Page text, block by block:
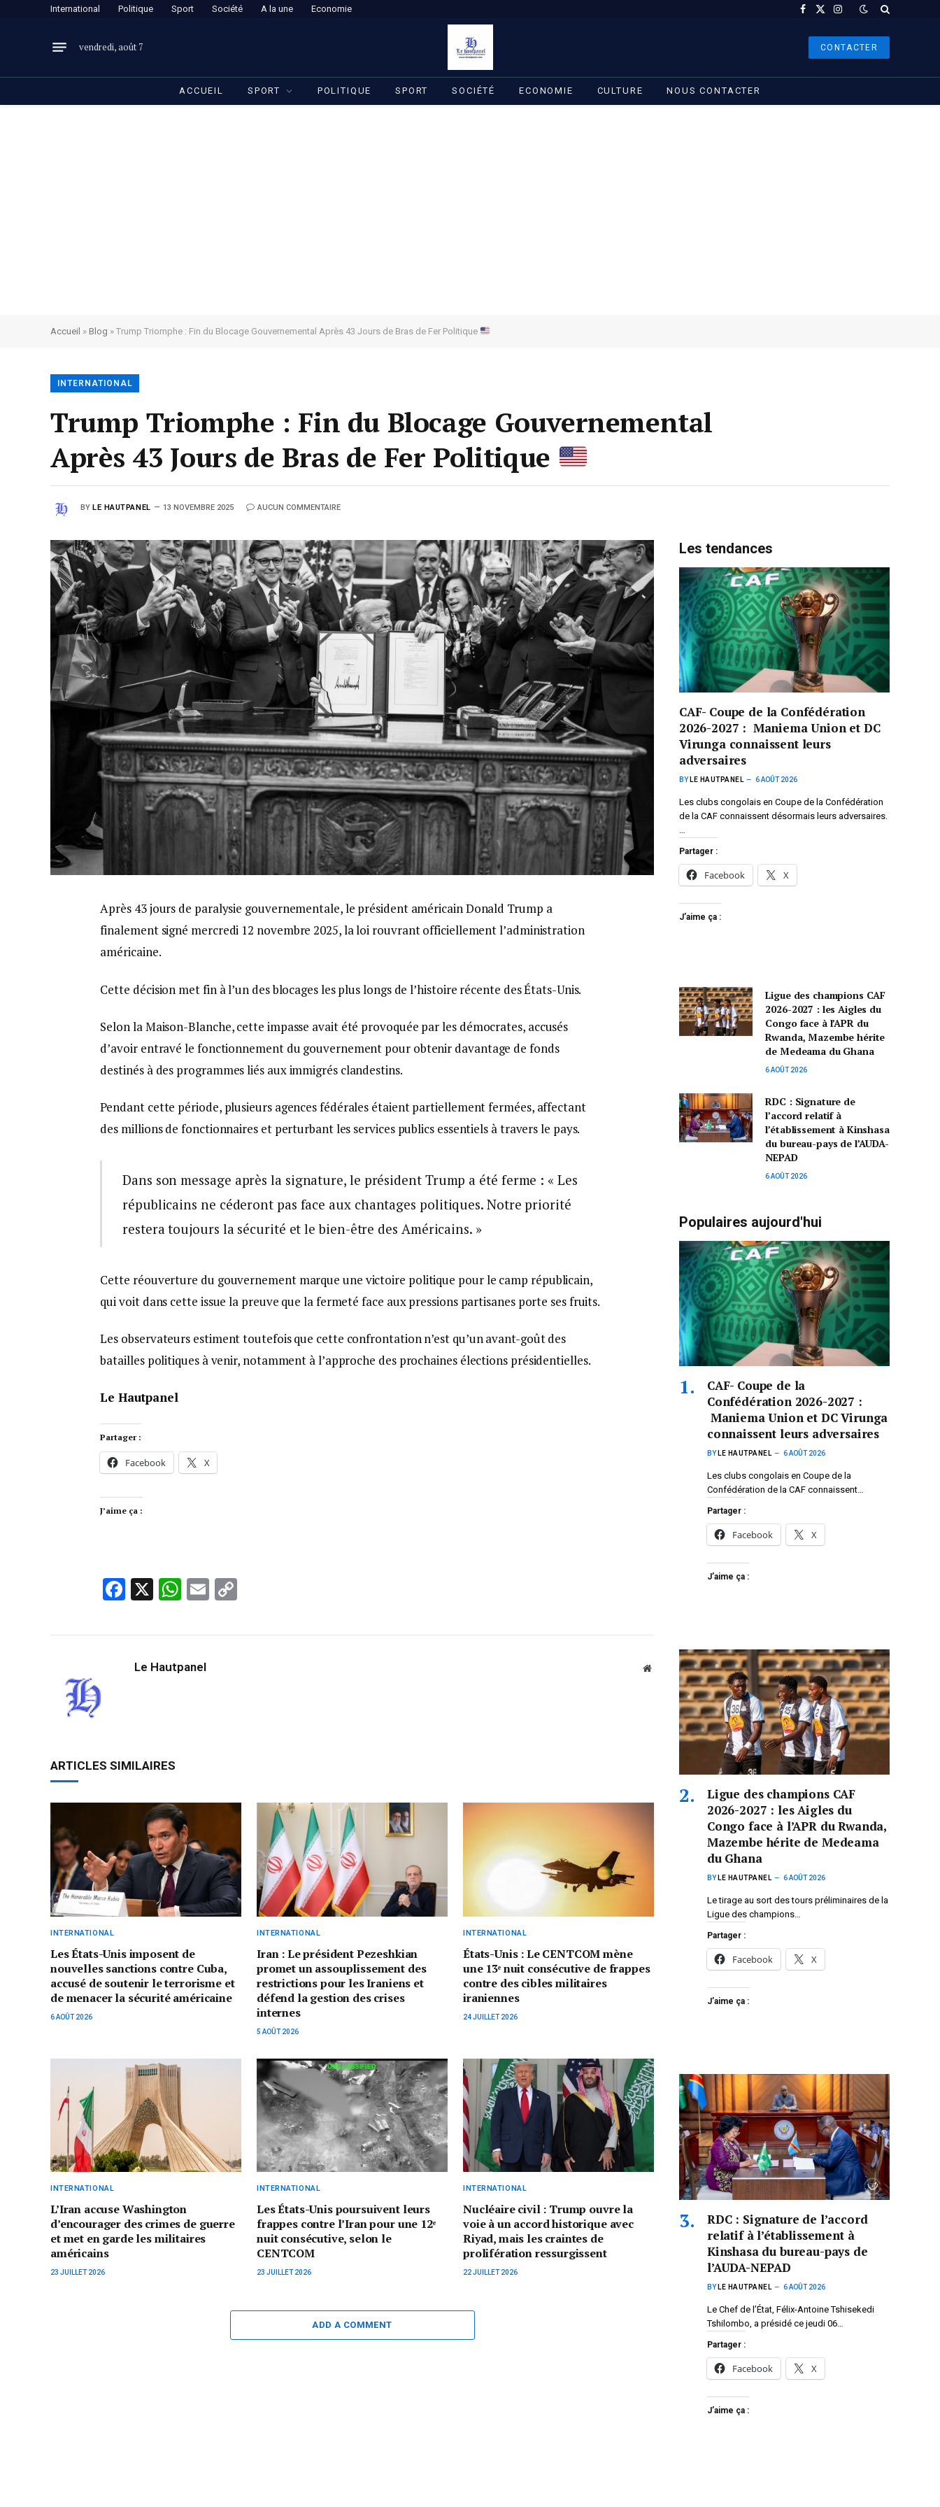
International Politique Sport Société A la une Economie Facebook
X
Instagram
vendredi, août 7 CONTACTER
ACCUEIL SPORT POLITIQUE SPORT SOCIÉTÉ ECONOMIE CULTURE NOUS CONTACTER
Accueil » Blog » Trump Triomphe : Fin du Blocage Gouvernemental Après 43 Jours de Bras de Fer Politique
INTERNATIONAL
Trump Triomphe : Fin du Blocage Gouvernemental
Après 43 Jours de Bras de Fer Politique
BY LE HAUTPANEL 13 NOVEMBRE 2025 AUCUN COMMENTAIRE
Après 43 jours de paralysie gouvernementale, le président américain Donald Trump a
finalement signé mercredi 12 novembre 2025, la loi rouvrant officiellement l’administration
américaine.
Cette décision met fin à l’un des blocages les plus longs de l’histoire récente des États-Unis.
Selon la Maison-Blanche, cette impasse avait été provoquée par les démocrates, accusés
d’avoir entravé le fonctionnement du gouvernement pour obtenir davantage de fonds
destinés à des programmes liés aux immigrés clandestins.
Pendant cette période, plusieurs agences fédérales étaient partiellement fermées, affectant
des millions de fonctionnaires et perturbant les services publics essentiels à travers le pays.
Dans son message après la signature, le président Trump a été ferme : « Les
républicains ne céderont pas face aux chantages politiques. Notre priorité
restera toujours la sécurité et le bien-être des Américains. »
Cette réouverture du gouvernement marque une victoire politique pour le camp républicain,
qui voit dans cette issue la preuve que la fermeté face aux pressions partisanes porte ses fruits.
Les observateurs estiment toutefois que cette confrontation n’est qu’un avant-goût des
batailles politiques à venir, notamment à l’approche des prochaines élections présidentielles.
Le Hautpanel
Partager :
Facebook X
J’aime ça :
Facebook
X WhatsApp
Email
Le Hautpanel Website
ARTICLES SIMILAIRES
INTERNATIONAL
Les États-Unis imposent de
nouvelles sanctions contre Cuba,
accusé de soutenir le terrorisme et
de menacer la sécurité américaine
6 AOÛT 2026
INTERNATIONAL
Iran : Le président Pezeshkian
promet un assouplissement des
restrictions pour les Iraniens et
défend la gestion des crises
internes
5 AOÛT 2026
INTERNATIONAL
États-Unis : Le CENTCOM mène
une 13ᵉ nuit consécutive de frappes
contre des cibles militaires
iraniennes
24 JUILLET 2026
INTERNATIONAL
L’Iran accuse Washington
d’encourager des crimes de guerre
et met en garde les militaires
américains
23 JUILLET 2026
INTERNATIONAL
Les États-Unis poursuivent leurs
frappes contre l’Iran pour une 12ᵉ
nuit consécutive, selon le
CENTCOM
23 JUILLET 2026
INTERNATIONAL
Nucléaire civil : Trump ouvre la
voie à un accord historique avec
Riyad, mais les craintes de
prolifération ressurgissent
22 JUILLET 2026
ADD A COMMENT
Les tendances
CAF- Coupe de la Confédération
2026-2027 : Maniema Union et DC
Virunga connaissent leurs
adversaires
BY LE HAUTPANEL 6 AOÛT 2026
Les clubs congolais en Coupe de la Confédération
de la CAF connaissent désormais leurs adversaires.
…
Partager :
Facebook X
J’aime ça :
Ligue des champions CAF
2026-2027 : les Aigles du
Congo face à l’APR du
Rwanda, Mazembe hérite
de Medeama du Ghana
6 AOÛT 2026
RDC : Signature de
l’accord relatif à
l’établissement à Kinshasa
du bureau-pays de l’AUDA-
NEPAD
6 AOÛT 2026
Populaires aujourd'hui
CAF- Coupe de la
Confédération 2026-2027 :
Maniema Union et DC Virunga
connaissent leurs adversaires
BY LE HAUTPANEL 6 AOÛT 2026
Les clubs congolais en Coupe de la
Confédération de la CAF connaissent…
Partager :
Facebook X
J’aime ça :
Ligue des champions CAF
2026-2027 : les Aigles du
Congo face à l’APR du Rwanda,
Mazembe hérite de Medeama
du Ghana
BY LE HAUTPANEL 6 AOÛT 2026
Le tirage au sort des tours préliminaires de la
Ligue des champions…
Partager :
Facebook X
J’aime ça :
RDC : Signature de l’accord
relatif à l’établissement à
Kinshasa du bureau-pays de
l’AUDA-NEPAD
BY LE HAUTPANEL 6 AOÛT 2026
Le Chef de l’État, Félix-Antoine Tshisekedi
Tshilombo, a présidé ce jeudi 06…
Partager :
Facebook X
J’aime ça :